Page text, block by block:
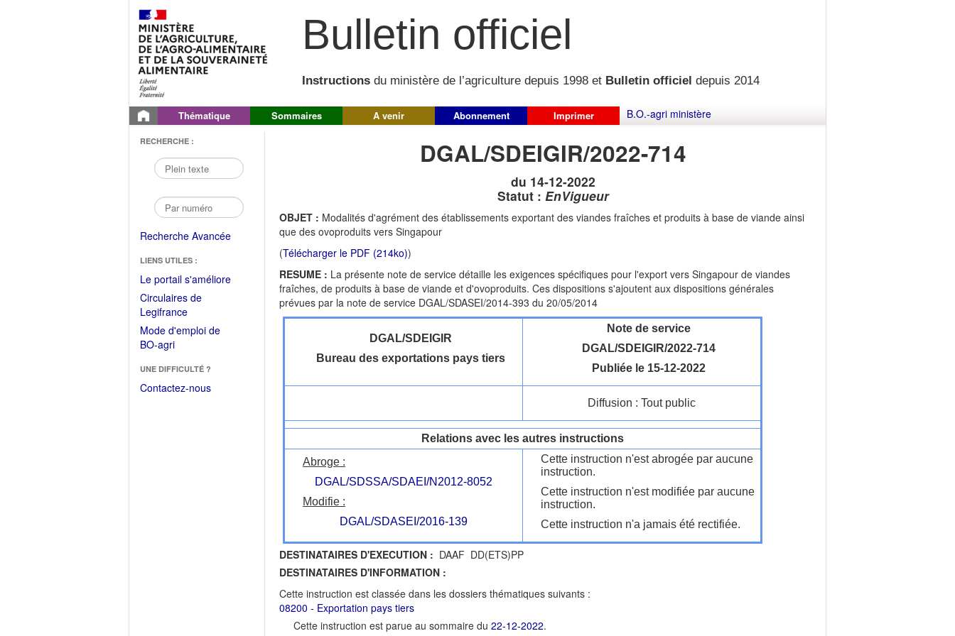
Bulletin officiel
Instructions du ministère de l’agriculture depuis 1998 et Bulletin officiel depuis 2014
Thématique Sommaires A venir Abonnement Imprimer B.O.-agri ministère
RECHERCHE :
Recherche Avancée
LIENS UTILES :
Le portail s'améliore(Fichier
Circulaires de
Legifrance(Ouvrir
dans
une
fenêtre)
Mode d'emploi de
BO-agri(Ouvrir
une
nouvelle
UNE DIFFICULTÉ ?
Contactez-nous
DGAL/SDEIGIR/2022-714
du 14-12-2022
Statut : EnVigueur
OBJET : Modalités d'agrément des établissements exportant des viandes fraîches et produits à base de viande ainsi
que des ovoproduits vers Singapour
(Télécharger le PDF (214ko))
RESUME : La présente note de service détaille les exigences spécifiques pour l'export vers Singapour de viandes
fraîches, de produits à base de viande et d'ovoproduits. Ces dispositions s'ajoutent aux dispositions générales
prévues par la note de service DGAL/SDASEI/2014-393 du 20/05/2014
DGAL/SDEIGIR
Bureau des exportations pays tiers
Note de service
DGAL/SDEIGIR/2022-714
Publiée le 15-12-2022
Diffusion : Tout public
Relations avec les autres instructions
Abroge :
DGAL/SDSSA/SDAEI/N2012-8052
Modifie :
DGAL/SDASEI/2016-139
Cette instruction n'est abrogée par aucune
instruction.
Cette instruction n'est modifiée par aucune
instruction.
Cette instruction n'a jamais été rectifiée.
DESTINATAIRES D'EXECUTION : DAAF DD(ETS)PP
DESTINATAIRES D'INFORMATION :
Cette instruction est classée dans les dossiers thématiques suivants :
08200 - Exportation pays tiers
Cette instruction est parue au sommaire du 22-12-2022.